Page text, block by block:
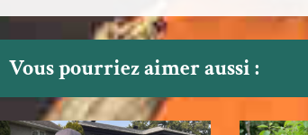
Vous pourriez aimer aussi :